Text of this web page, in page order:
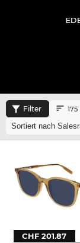
Filter 175
CHF 201.87